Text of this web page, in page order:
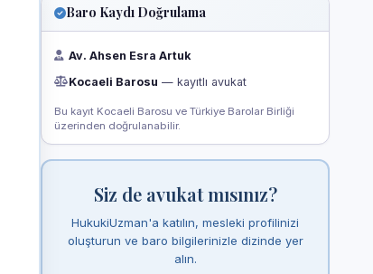
Baro Kaydı Doğrulama
Av. Ahsen Esra Artuk
Kocaeli Barosu — kayıtlı avukat
Bu kayıt Kocaeli Barosu ve Türkiye Barolar Birliği
üzerinden doğrulanabilir.
Siz de avukat mısınız?
HukukiUzman'a katılın, mesleki profilinizi
oluşturun ve baro bilgilerinizle dizinde yer
alın.